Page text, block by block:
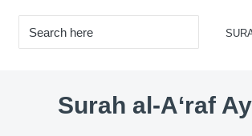
Surah al-A‘raf